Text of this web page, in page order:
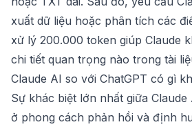
xuất dữ liệu hoặc phân tích các
xử lý 200.000 token giúp Claude
chi tiết quan trọng nào trong tài
Claude AI so với ChatGPT có gì
Sự khác biệt lớn nhất giữa Claude
ở phong cách phản hồi và định